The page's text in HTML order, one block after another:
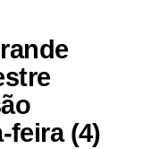
feira (4)